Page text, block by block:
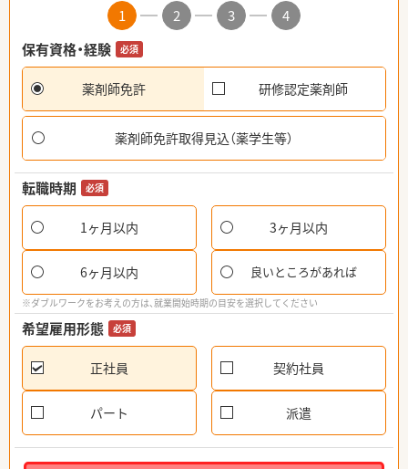
1 2 3
4
保有資格・経験
必須
薬剤師免許 研修認定薬剤師
薬剤師免許取得見込（薬学生等）
転職時期 必須
1ヶ月以内 3ヶ月以内
6ヶ月以内 良いところがあれば
※ダブルワークをお考えの方は、就業開始時期の目安を選択してください
希望雇用形態 必須
正社員 契約社員
パート 派遣